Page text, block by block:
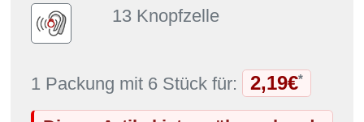
13 Knopfzelle
1 Packung mit 6 Stück für: 2,19€*